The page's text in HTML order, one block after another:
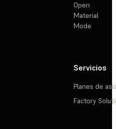
Open
Material
Mode
Servicios
Planes de
Factory